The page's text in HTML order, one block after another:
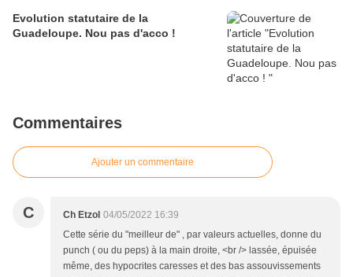
Evolution statutaire de la
Guadeloupe. Nou pas d'acco !
Commentaires
Ajouter un commentaire
C Ch Etzol 04/05/2022 16:39
Cette série du "meilleur de" , par valeurs actuelles, donne du
punch ( ou du peps) à la main droite, <br /> lassée, épuisée
même, des hypocrites caresses et des bas assouvissements